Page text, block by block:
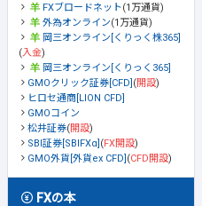
FXブロードネット(1万通貨)
外為オンライン(1万通貨)
岡三オンライン[くりっく株365]
(入金)
岡三オンライン[くりっく365]
GMOクリック証券[CFD] (開設)
ヒロセ通商[LION CFD]
GMOコイン
松井証券(開設)
SBI証券[SBIFXα] (FX開設)
GMO外貨[外貨ex CFD] (CFD開設)
FXの本